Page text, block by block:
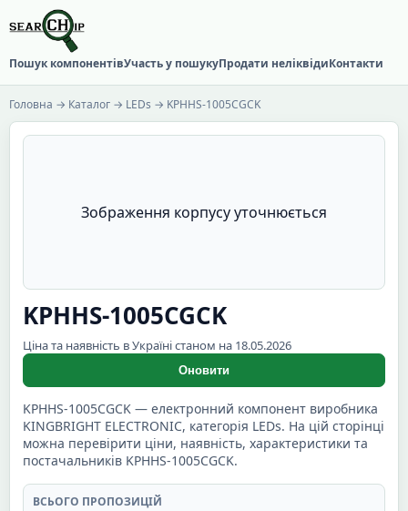
Пошук компонентівУчасть у пошукуПродати неліквідиКонтакти
Головна → Каталог → LEDs → KPHHS-1005CGCK
Зображення корпусу уточнюється
KPHHS-1005CGCK
Ціна та наявність в Україні станом на 18.05.2026
Оновити
KPHHS-1005CGCK — електронний компонент виробника
KINGBRIGHT ELECTRONIC, категорія LEDs. На цій сторінці
можна перевірити ціни, наявність, характеристики та
постачальників KPHHS-1005CGCK.
ВСЬОГО ПРОПОЗИЦІЙ